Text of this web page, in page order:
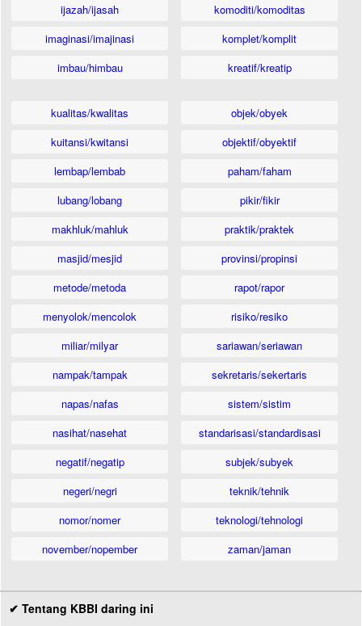
ijazah/ijasah
imaginasi/imajinasi
imbau/himbau
komoditi/komoditas
komplet/komplit
kreatif/kreatip
kualitas/kwalitas
kuitansi/kwitansi
lembap/lembab
lubang/lobang
makhluk/mahluk
masjid/mesjid
metode/metoda
menyolok/mencolok
miliar/milyar
nampak/tampak
napas/nafas
nasihat/nasehat
negatif/negatip
negeri/negri
nomor/nomer
november/nopember
objek/obyek
objektif/obyektif
paham/faham
pikir/fikir
praktik/praktek
provinsi/propinsi
rapot/rapor
risiko/resiko
sariawan/seriawan
sekretaris/sekertaris
sistem/sistim
standarisasi/standardisasi
subjek/subyek
teknik/tehnik
teknologi/tehnologi
zaman/jaman
✔ Tentang KBBI daring ini